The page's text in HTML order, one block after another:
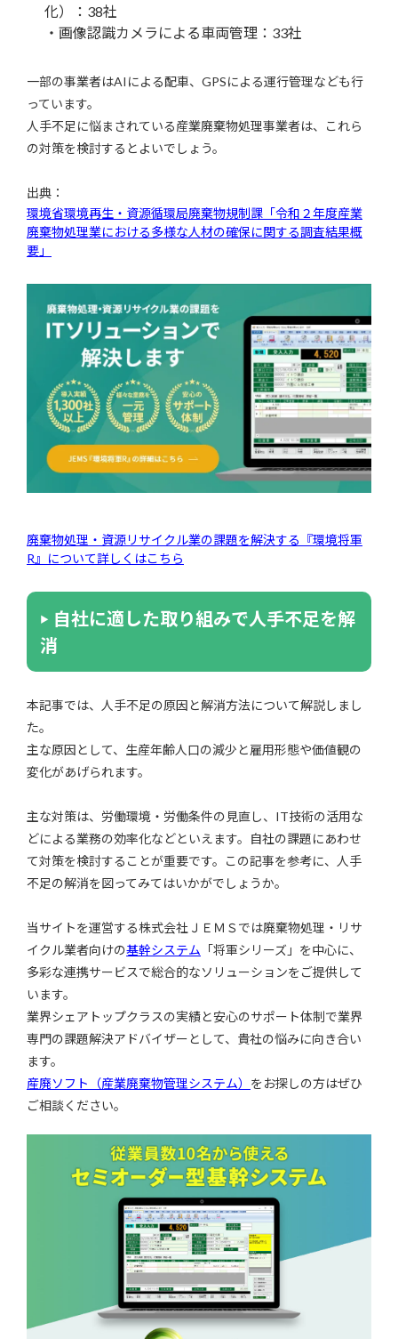
化）：38社
・画像認識カメラによる車両管理：33社
一部の事業者はAIによる配車、GPSによる運行管理なども行
っています。
人手不足に悩まされている産業廃棄物処理事業者は、これら
の対策を検討するとよいでしょう。
出典：
環境省環境再生・資源循環局廃棄物規制課「令和２年度産業
廃棄物処理業における多様な人材の確保に関する調査結果概
要」
廃棄物処理・資源リサイクル業の課題を解決する『環境将軍
R』について詳しくはこちら
自社に適した取り組みで人手不足を解
消
本記事では、人手不足の原因と解消方法について解説しまし
た。
主な原因として、生産年齢人口の減少と雇用形態や価値観の
変化があげられます。
主な対策は、労働環境・労働条件の見直し、IT技術の活用な
どによる業務の効率化などといえます。自社の課題にあわせ
て対策を検討することが重要です。この記事を参考に、人手
不足の解消を図ってみてはいかがでしょうか。
当サイトを運営する株式会社ＪＥＭＳでは廃棄物処理・リサ
イクル業者向けの基幹システム 「将軍シリーズ」を中心に、
多彩な連携サービスで総合的なソリューションをご提供して
います。
業界シェアトップクラスの実績と安心のサポート体制で業界
専門の課題解決アドバイザーとして、貴社の悩みに向き合い
ます。
産廃ソフト（産業廃棄物管理システム） をお探しの方はぜひ
ご相談ください。